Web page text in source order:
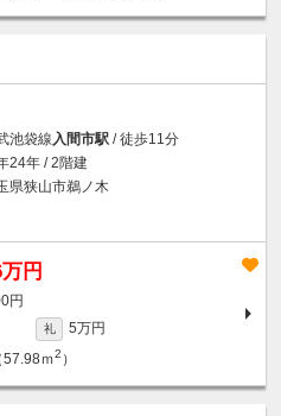
池袋線入間市駅 / 徒歩11分
24年 / 2階建
県狭山市鵜ノ木
円
円
礼
5万円
ｍ2 ）